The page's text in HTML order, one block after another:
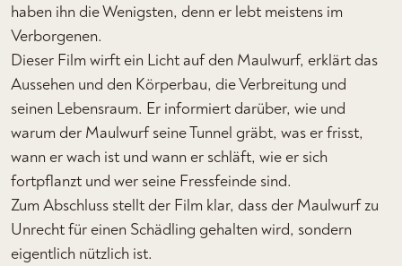
haben ihn die Wenigsten, denn er lebt meistens im
Verborgenen.
Dieser Film wirft ein Licht auf den Maulwurf, erklärt das
Aussehen und den Körperbau, die Verbreitung und
seinen Lebensraum. Er informiert darüber, wie und
warum der Maulwurf seine Tunnel gräbt, was er frisst,
wann er wach ist und wann er schläft, wie er sich
fortpflanzt und wer seine Fressfeinde sind.
Zum Abschluss stellt der Film klar, dass der Maulwurf zu
Unrecht für einen Schädling gehalten wird, sondern
eigentlich nützlich ist.